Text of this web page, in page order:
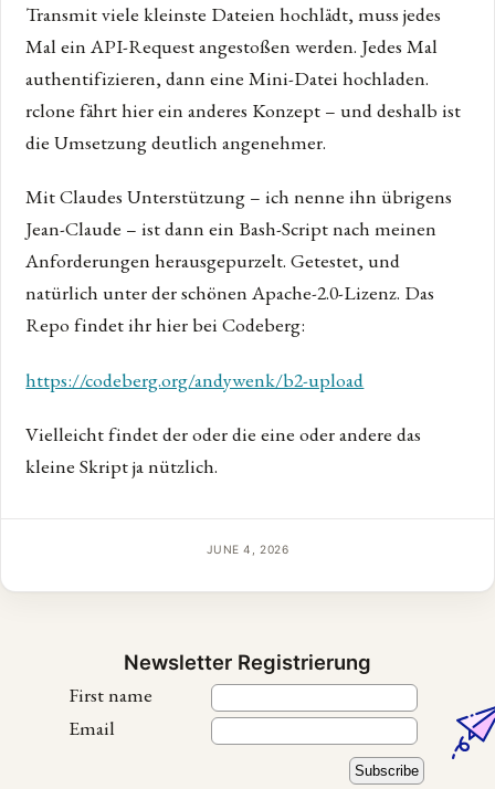
Transmit viele kleinste Dateien hochlädt, muss jedes
Mal ein API-Request angestoßen werden. Jedes Mal
authentifizieren, dann eine Mini-Datei hochladen.
rclone fährt hier ein anderes Konzept – und deshalb ist
die Umsetzung deutlich angenehmer.
Mit Claudes Unterstützung – ich nenne ihn übrigens
Jean-Claude – ist dann ein Bash-Script nach meinen
Anforderungen herausgepurzelt. Getestet, und
natürlich unter der schönen Apache-2.0-Lizenz. Das
Repo findet ihr hier bei Codeberg:
https://codeberg.org/andywenk/b2-upload
Vielleicht findet der oder die eine oder andere das
kleine Skript ja nützlich.
JUNE 4, 2026
Newsletter Registrierung
First name
Email